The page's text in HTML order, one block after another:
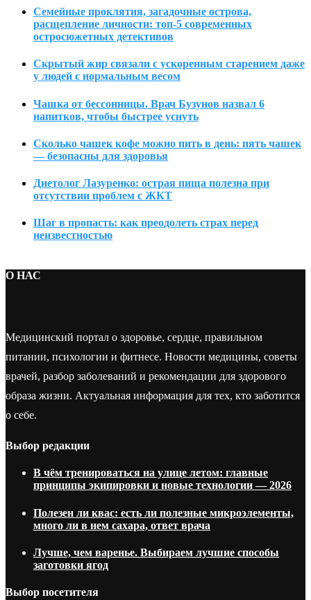
Семейные проклятия, загадочные острова,
расщепление личности: топ-5 современных
остросюжетных детективов
Скрытый жир связали с ускоренным старением даже
у людей с нормальным весом
Чашка от бессонницы. Врач Бузунов назвал 6
напитков, чтобы быстрее уснуть
Сколько чашек кофе можно пить в день: пять чашек
— безопасны для здоровья
Диетолог Лазуренко: острая пища полезна при
отсутствии проблем с ЖКТ
Шаг в пропасть: как преодолеть страх перед
неизвестностью
О НАС
Медицинский портал о здоровье, сердце, правильном
питании, психологии и фитнесе. Новости медицины, советы
врачей, разбор заболеваний и рекомендации для здорового
образа жизни. Актуальная информация для тех, кто заботится
о себе.
Выбор редакции
В чём тренироваться на улице летом: главные
принципы экипировки и новые технологии — 2026
Полезен ли квас: есть ли полезные микроэлементы,
много ли в нем сахара, ответ врача
Лучше, чем варенье. Выбираем лучшие способы
заготовки ягод
Выбор посетителя